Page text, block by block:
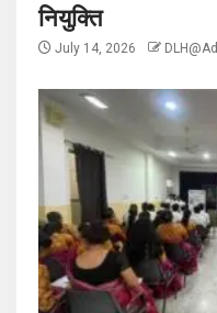
नियुक्ति
July 14, 2026